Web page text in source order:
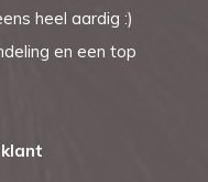
heel aardig :)
en een top